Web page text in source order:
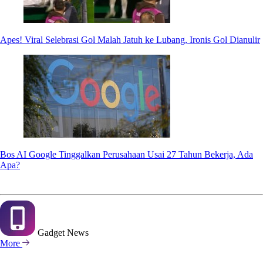
Apes! Viral Selebrasi Gol Malah Jatuh ke Lubang, Ironis Gol Dianulir
Bos AI Google Tinggalkan Perusahaan Usai 27 Tahun Bekerja, Ada
Apa?
Gadget News
More